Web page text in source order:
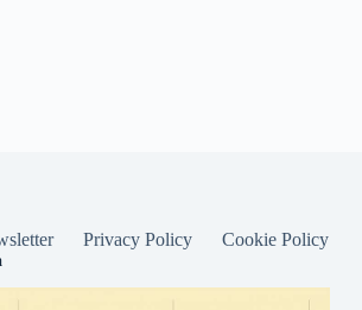
Privacy Policy Cookie Policy